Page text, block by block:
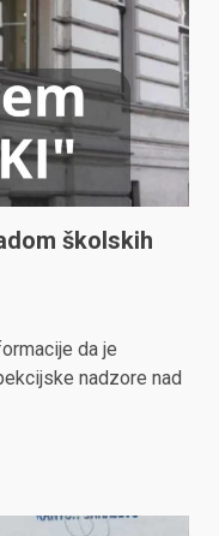
školskih
da je
nadzore nad